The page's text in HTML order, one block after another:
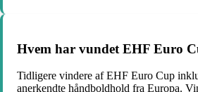
Hvem har vundet EHF Euro
Tidligere vindere af EHF Euro Cup
anerkendte håndboldhold fra Europa.